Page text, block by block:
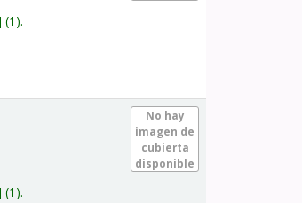
(1).
No hay
imagen de
cubierta
disponible
(1).